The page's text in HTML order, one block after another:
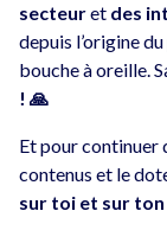
secteuret des
depuis l’origine
bouche à oreille.
! 🙏
Et pour continuer
contenus et le
sur toi et sur